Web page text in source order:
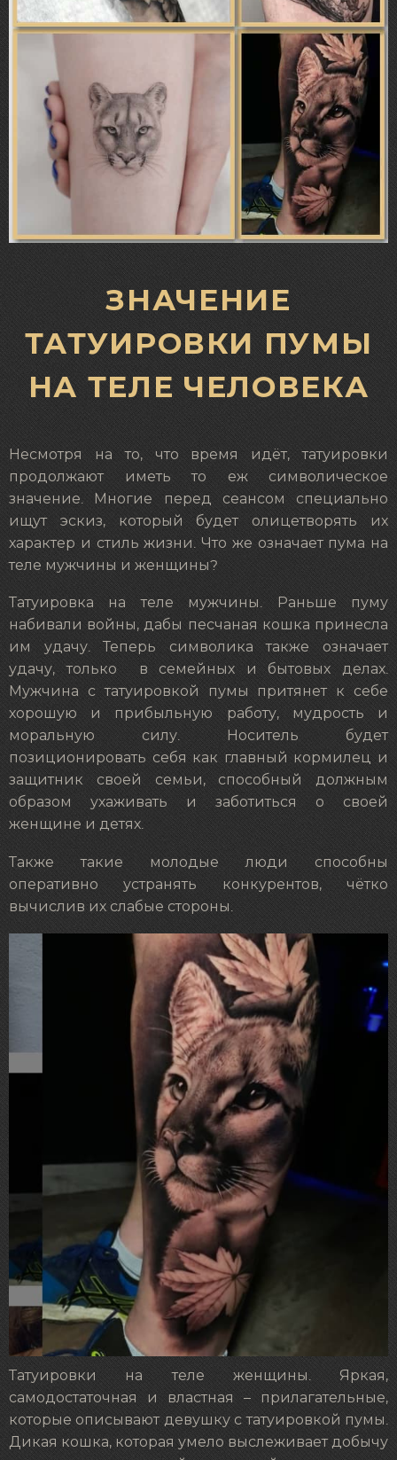
ЗНАЧЕНИЕ
ТАТУИРОВКИ ПУМЫ
НА ТЕЛЕ ЧЕЛОВЕКА
Несмотря на то, что время идёт, татуировки
продолжают иметь то еж символическое
значение. Многие перед сеансом специально
ищут эскиз, который будет олицетворять их
характер и стиль жизни. Что же означает пума на
теле мужчины и женщины?
Татуировка на теле мужчины. Раньше пуму
набивали войны, дабы песчаная кошка принесла
им удачу. Теперь символика также означает
удачу, только в семейных и бытовых делах.
Мужчина с татуировкой пумы притянет к себе
хорошую и прибыльную работу, мудрость и
моральную силу. Носитель будет
позиционировать себя как главный кормилец и
защитник своей семьи, способный должным
образом ухаживать и заботиться о своей
женщине и детях.
Также такие молодые люди способны
оперативно устранять конкурентов, чётко
вычислив их слабые стороны.
Татуировки на теле женщины. Яркая,
самодостаточная и властная – прилагательные,
которые описывают девушку с татуировкой пумы.
Дикая кошка, которая умело выслеживает добычу